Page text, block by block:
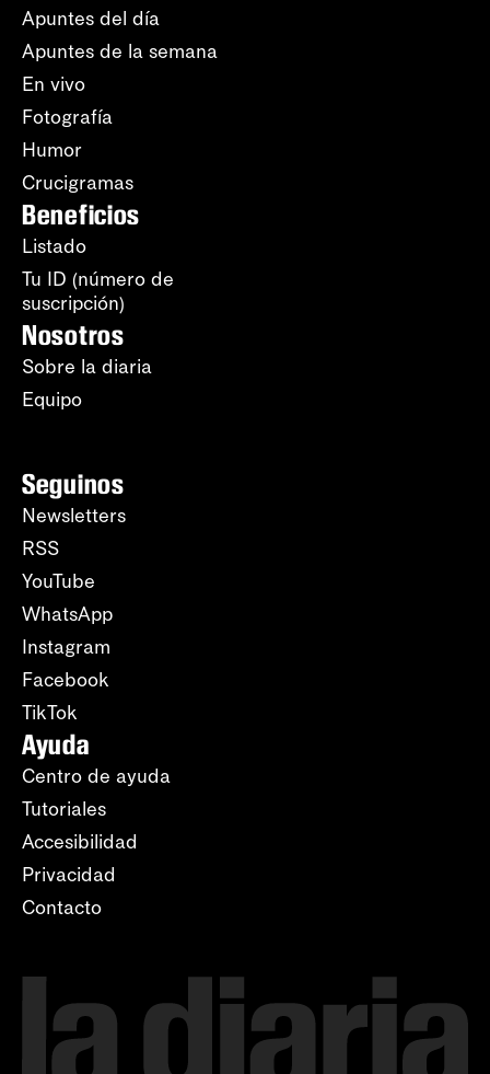
Apuntes del día
Apuntes de la semana
En vivo
Fotografía
Humor
Crucigramas
Beneficios
Listado
Tu ID (número de
suscripción)
Nosotros
Sobre la diaria
Equipo
Seguinos
Newsletters
RSS
YouTube
WhatsApp
Instagram
Facebook
TikTok
Ayuda
Centro de ayuda
Tutoriales
Accesibilidad
Privacidad
Contacto